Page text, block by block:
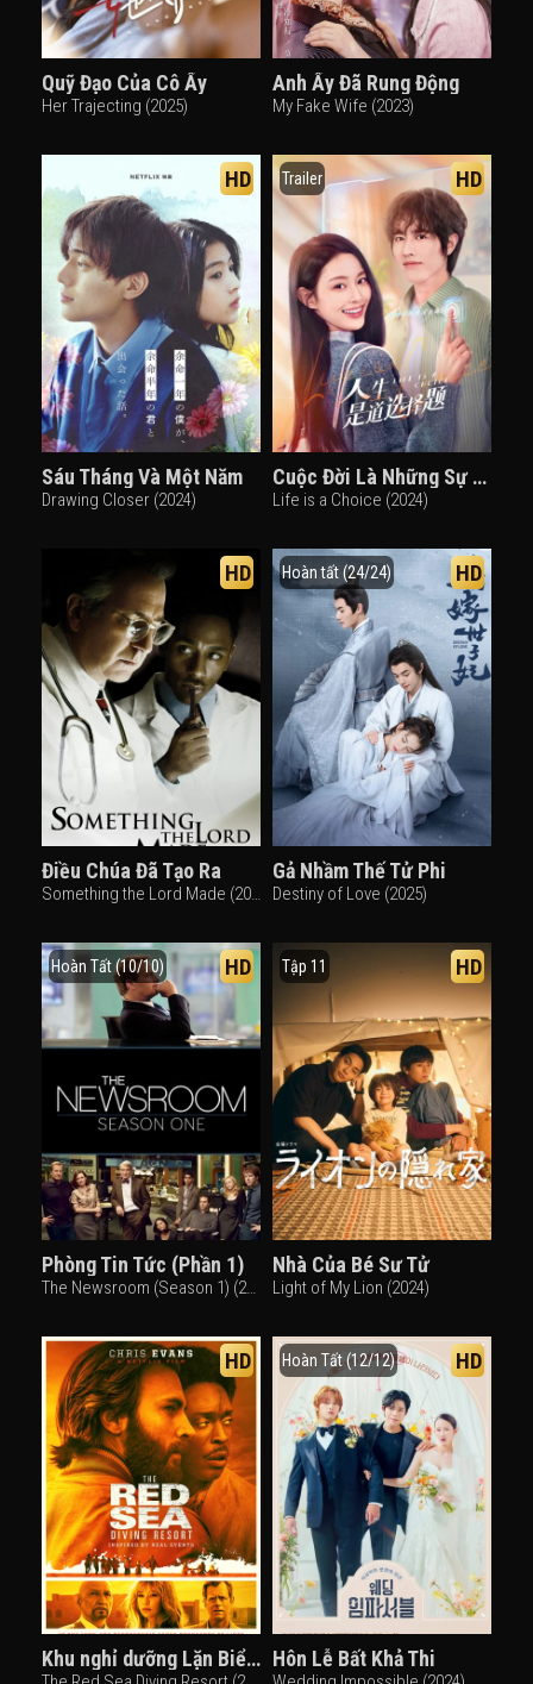
Quỹ Đạo Của Cô Ấy
Her Trajecting (2025)
Anh Ấy Đã Rung Động
My Fake Wife (2023)
HD
Sáu Tháng Và Một Năm
Drawing Closer (2024)
Trailer HD
Cuộc Đời Là Những Sự Lựa Chọn
Life is a Choice (2024)
HD
Điều Chúa Đã Tạo Ra
Something the Lord Made (2004)
Hoàn tất (24/24) HD
Gả Nhầm Thế Tử Phi
Destiny of Love (2025)
Hoàn Tất (10/10) HD
Phòng Tin Tức (Phần 1)
The Newsroom (Season 1) (2012)
Tập 11 HD
Nhà Của Bé Sư Tử
Light of My Lion (2024)
HD
Khu nghỉ dưỡng Lặn Biển Đỏ
Hoàn Tất (12/12) HD
Hôn Lễ Bất Khả Thi